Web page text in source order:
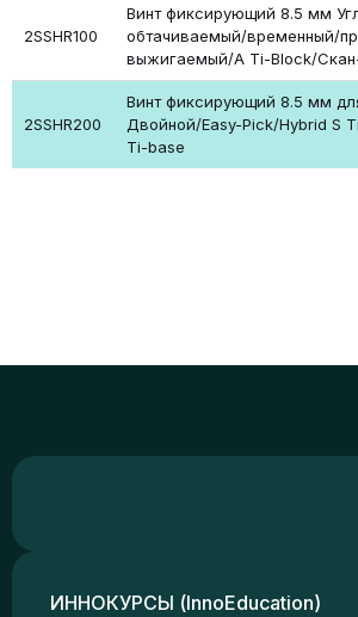
2SSHR100
Винт фиксирующий 8.5 мм
обтачиваемый/временный/
выжигаемый/A Ti-Block/
2SSHR200
Винт фиксирующий 8.5 мм
Двойной/Easy-Pick/Hybrid S
Ti-base
ИННОКУРСЫ (InnoEducation)